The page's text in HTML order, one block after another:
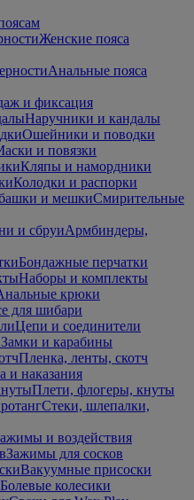
Женские пояса
Анальные пояса
и фиксация
Наручники и кандалы
Ошейники и поводки
и повязки
Кляпы и намордники
Колодки и распорки
Смирительные
Армбиндеры,
Бондажные перчатки
Наборы и комплекты
крюки
для шибари
Цепи и соединители
Замки и карабины
Пленка, ленты, скотч
и наказания
Плети, флогеры, кнуты
Стеки, шлепалки,
и воздействия
Зажимы для сосков
Вакуумные присоски
Болевые колесики